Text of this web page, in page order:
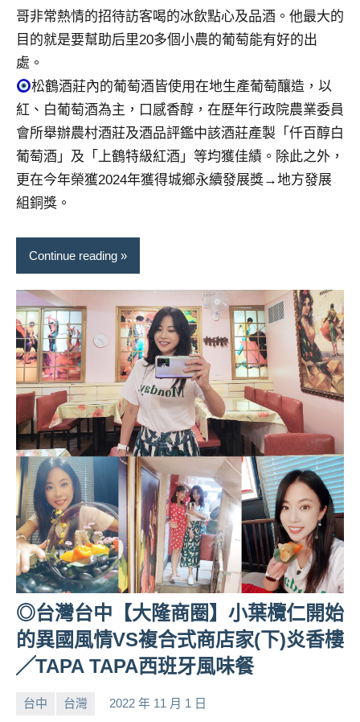
哥非常熱情的招待訪客喝的冰飲點心及品酒。他最大的
目的就是要幫助后里20多個小農的葡萄能有好的出
處。
松鶴酒莊內的葡萄酒皆使用在地生產葡萄釀造，以
紅、白葡萄酒為主，口感香醇，在歷年行政院農業委員
會所舉辦農村酒莊及酒品評鑑中該酒莊產製「仟百醇白
葡萄酒」及「上鶴特級紅酒」等均獲佳績。除此之外，
更在今年榮獲2024年獲得城鄉永續發展獎→地方發展
組銅獎。
Continue reading
◎台灣台中【大隆商圈】小葉欖仁開始
的異國風情VS複合式商店家(下)炎香樓
╱TAPA TAPA西班牙風味餐
台中 台灣 2022 年 11 月 1 日
小
No